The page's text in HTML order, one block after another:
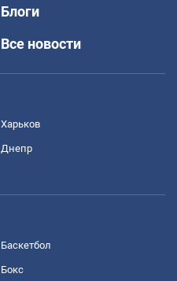
Блоги
Все новости
Харьков
Днепр
Баскетбол
Бокс